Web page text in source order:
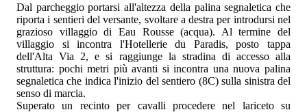
Dal parcheggio portarsi all'altezza della palina segnaletica che
riporta i sentieri del versante, svoltare a destra per introdursi nel
grazioso villaggio di Eau Rousse (acqua). Al termine del
villaggio si incontra l'Hotellerie du Paradis, posto tappa
dell'Alta Via 2, e si raggiunge la stradina di accesso alla
struttura: pochi metri più avanti si incontra una nuova palina
segnaletica che indica l'inizio del sentiero (8C) sulla sinistra del
senso di marcia.
Superato un recinto per cavalli procedere nel lariceto su